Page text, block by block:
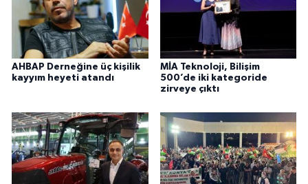
AHBAP Derneğine üç kişilik
kayyım heyeti atandı
MİA Teknoloji, Bilişim
500’de iki kategoride
zirveye çıktı